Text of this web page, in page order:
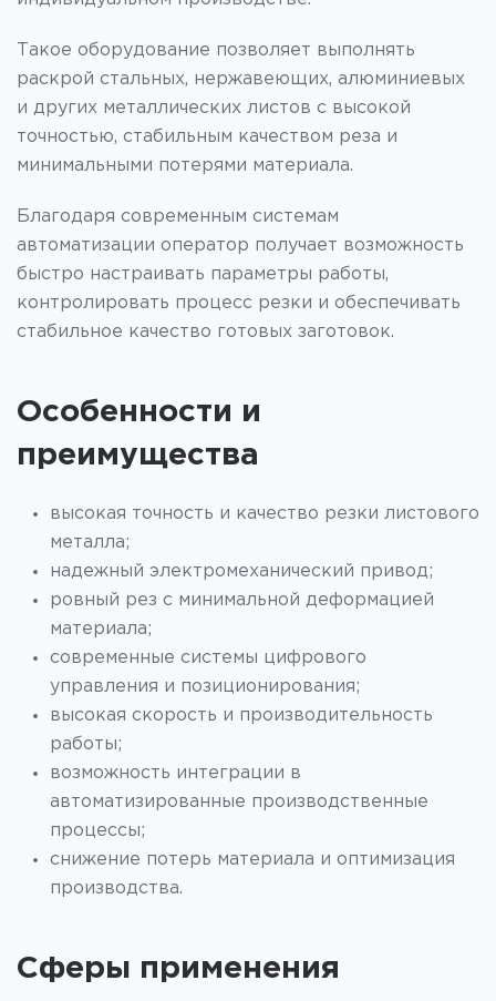
Такое оборудование позволяет выполнять
раскрой стальных, нержавеющих, алюминиевых
и других металлических листов с высокой
точностью, стабильным качеством реза и
минимальными потерями материала.
Благодаря современным системам
автоматизации оператор получает возможность
быстро настраивать параметры работы,
контролировать процесс резки и обеспечивать
стабильное качество готовых заготовок.
Особенности и
преимущества
высокая точность и качество резки листового
металла;
надежный электромеханический привод;
ровный рез с минимальной деформацией
материала;
современные системы цифрового
управления и позиционирования;
высокая скорость и производительность
работы;
возможность интеграции в
автоматизированные производственные
процессы;
снижение потерь материала и оптимизация
производства.
Сферы применения